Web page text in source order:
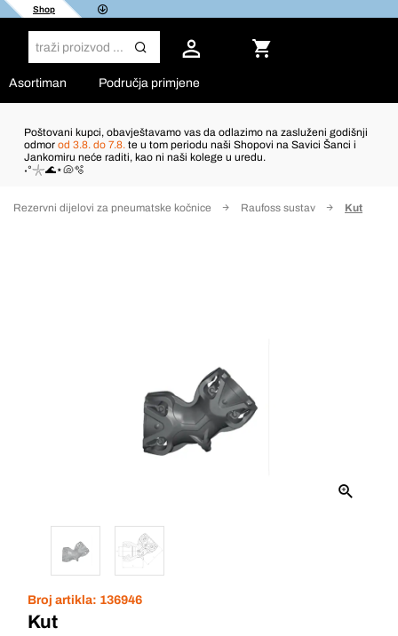
Shop
Asortiman Područja primjene
Poštovani kupci, obavještavamo vas da odlazimo na zasluženi godišnji
odmor od 3.8. do 7.8. te u tom periodu naši Shopovi na Savici Šanci i
Jankomiru neće raditi, kao ni naši kolege u uredu.
˖°𓇼🌊⋆🐚🫧
Rezervni dijelovi za pneumatske kočnice Raufoss sustav Kut
Broj artikla: 136946
Kut